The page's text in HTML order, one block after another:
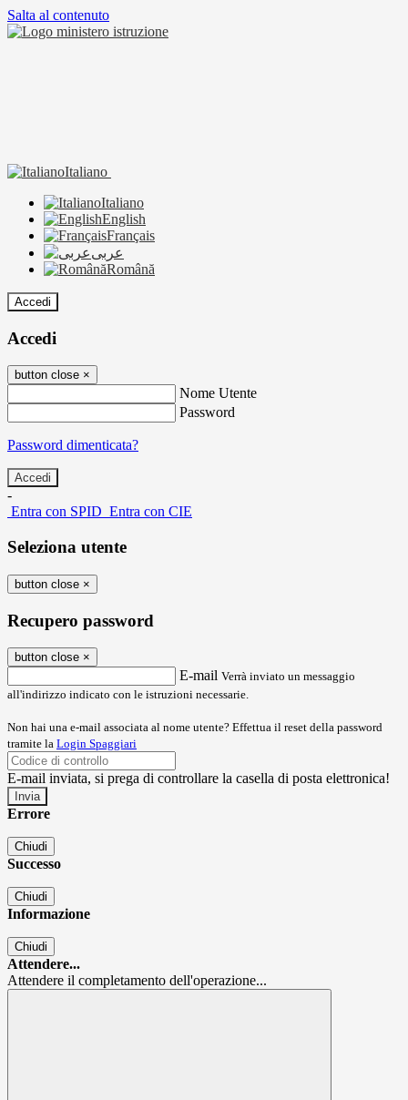
Salta al contenuto
Italiano
Italiano
English
Français
عربى
Română
Accedi
Accedi
button close ×
Nome Utente
Password
Password dimenticata?
-
Entra con SPID Entra con CIE
Seleziona utente
button close ×
Recupero password
button close ×
E-mail Verrà inviato un messaggio
all'indirizzo indicato con le istruzioni necessarie.
Non hai una e-mail associata al nome utente? Effettua il reset della password
tramite la Login Spaggiari
E-mail inviata, si prega di controllare la casella di posta elettronica!
Errore
Chiudi
Successo
Chiudi
Informazione
Chiudi
Attendere...
Attendere il completamento dell'operazione...